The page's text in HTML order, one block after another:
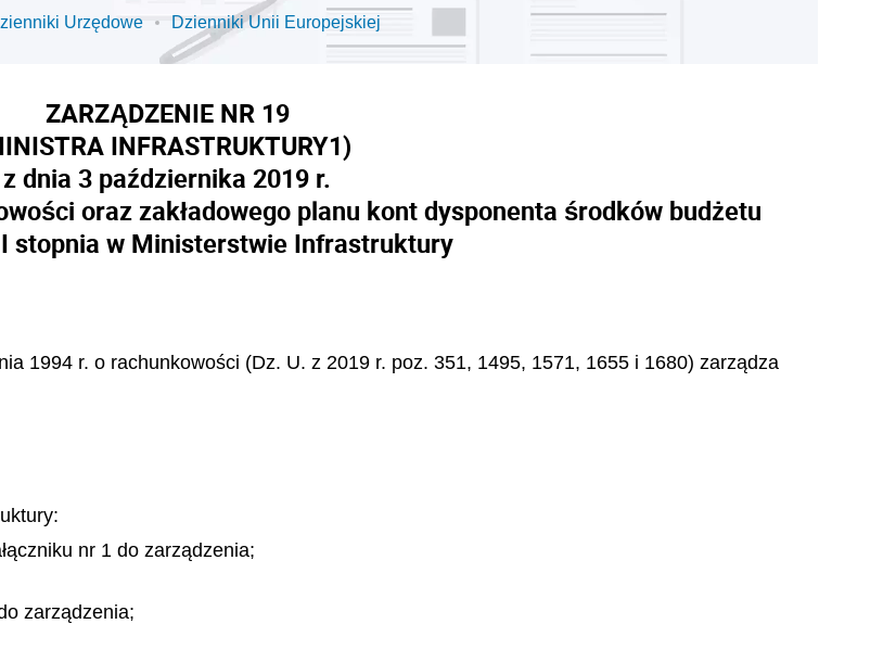
Urzędowe Dzienniki Unii Europejskiej
ZARZĄDZENIE NR 19
INFRASTRUKTURY1)
z dnia 3 października 2019 r.
oraz zakładowego planu kont dysponenta środków budżetu
stopnia w Ministerstwie Infrastruktury
1994 r. o rachunkowości (Dz. U. z 2019 r. poz. 351, 1495, 1571, 1655 i 1680) zarządza
nr 1 do zarządzenia;
zarządzenia;